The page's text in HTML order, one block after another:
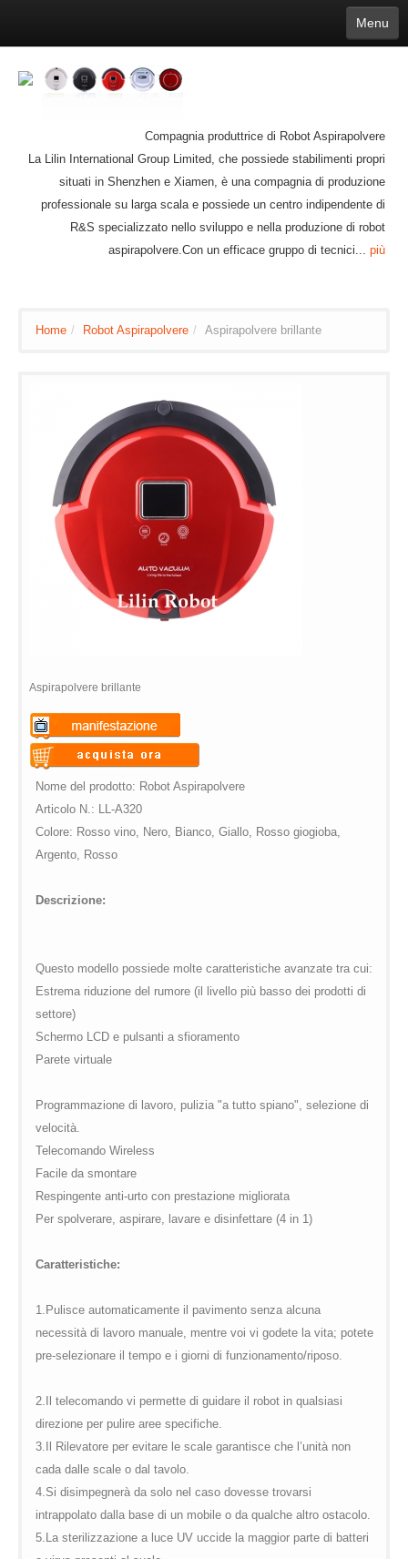
Menu
Deutsch
Português 日本語
Română Mongolian bāṅlā Norsk
Türkçe
Ўзбек тили
india Tiếng Việt
íslenska
Estonia Bulgarian Ukrainian Slovenčina
Compagnia produttrice di Robot Aspirapolvere
La Lilin International Group Limited, che possiede stabilimenti propri
situati in Shenzhen e Xiamen, è una compagnia di produzione
professionale su larga scala e possiede un centro indipendente di
R&S specializzato nello sviluppo e nella produzione di robot
aspirapolvere.Con un efficace gruppo di tecnici... più
Home / Robot Aspirapolvere / Aspirapolvere brillante
Aspirapolvere brillante
Warning : Undefined variable
$vii_demo_video_text in
/web/m.liectroux-
Warning : Undefined variable
$vii_buy_now_text in
/web/m.liectroux-
global.com/includes/templates/theme100/templates/
Nome del prodotto: Robot Aspirapolvere
Articolo N.: LL-A320
Colore: Rosso vino, Nero, Bianco, Giallo, Rosso giogioba,
Argento, Rosso
Descrizione:
Questo modello possiede molte caratteristiche avanzate tra cui:
Estrema riduzione del rumore (il livello più basso dei prodotti di
settore)
Schermo LCD e pulsanti a sfioramento
Parete virtuale
Programmazione di lavoro, pulizia "a tutto spiano", selezione di
velocità.
Telecomando Wireless
Facile da smontare
Respingente anti-urto con prestazione migliorata
Per spolverare, aspirare, lavare e disinfettare (4 in 1)
Caratteristiche:
1.Pulisce automaticamente il pavimento senza alcuna
necessità di lavoro manuale, mentre voi vi godete la vita; potete
pre-selezionare il tempo e i giorni di funzionamento/riposo.
2.Il telecomando vi permette di guidare il robot in qualsiasi
direzione per pulire aree specifiche.
3.Il Rilevatore per evitare le scale garantisce che l’unità non
cada dalle scale o dal tavolo.
4.Si disimpegnerà da solo nel caso dovesse trovarsi
intrappolato dalla base di un mobile o da qualche altro ostacolo.
5.La sterilizzazione a luce UV uccide la maggior parte di batteri